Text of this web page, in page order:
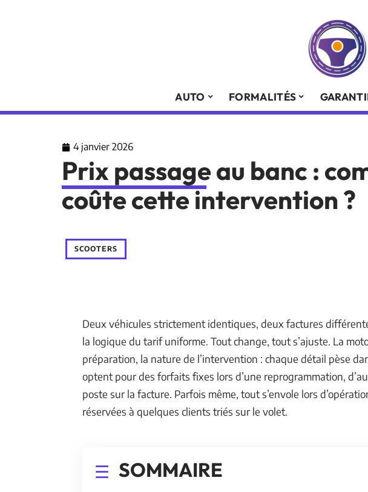
AUTO FORMALITÉS
4 janvier 2026
Prix passage au banc :
coûte cette intervention ?
SCOOTERS
Deux véhicules strictement identiques, deux factures
la logique du tarif uniforme. Tout change, tout s’ajuste. La
préparation, la nature de l’intervention : chaque détail pèse
optent pour des forfaits fixes lors d’une reprogrammation,
poste sur la facture. Parfois même, tout s’envole lors
réservées à quelques clients triés sur le volet.
SOMMAIRE